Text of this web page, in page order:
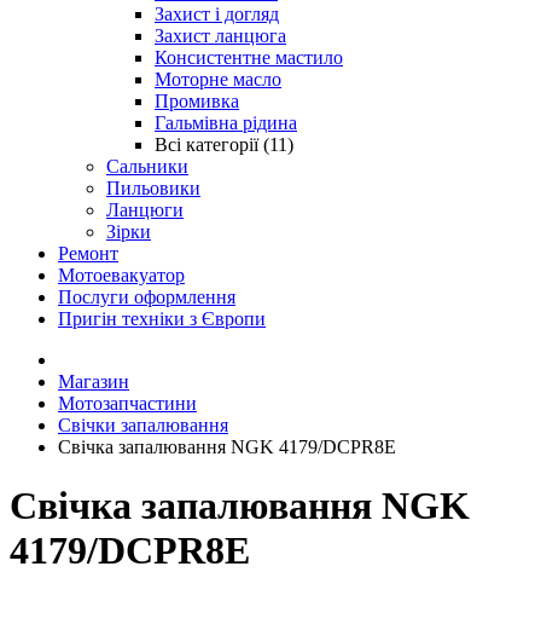
Захист і догляд
Захист ланцюга
Консистентне мастило
Моторне масло
Промивка
Гальмівна рідина
Всі категорії (11)
Сальники
Пильовики
Ланцюги
Зірки
Ремонт
Мотоевакуатор
Послуги оформлення
Пригін техніки з Європи
Магазин
Мотозапчастини
Свічки запалювання
Свічка запалювання NGK 4179/DCPR8E
Свічка запалювання NGK
4179/DCPR8E